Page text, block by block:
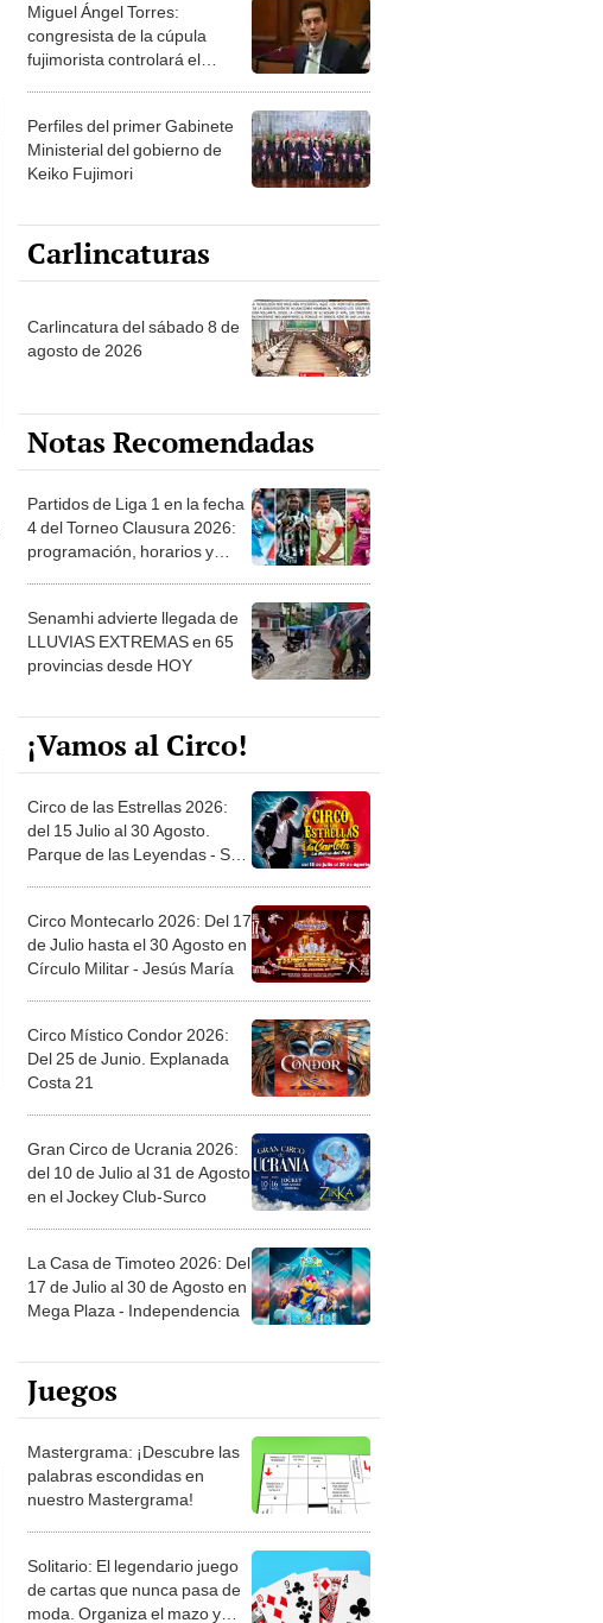
Miguel Ángel Torres:
congresista de la cúpula
fujimorista controlará el
Perfiles del primer Gabinete
Ministerial del gobierno de
Keiko Fujimori
Carlincaturas
Carlincatura del sábado 8 de
agosto de 2026
Notas Recomendadas
Partidos de Liga 1 en la fecha
4 del Torneo Clausura 2026:
programación, horarios y
Senamhi advierte llegada de
LLUVIAS EXTREMAS en 65
provincias desde HOY
¡Vamos al Circo!
Circo de las Estrellas 2026:
del 15 Julio al 30 Agosto.
Parque de las Leyendas - San
Circo Montecarlo 2026: Del 17
de Julio hasta el 30 Agosto en
Círculo Militar - Jesús María
Circo Místico Condor 2026:
Del 25 de Junio. Explanada
Costa 21
Gran Circo de Ucrania 2026:
del 10 de Julio al 31 de Agosto
en el Jockey Club-Surco
La Casa de Timoteo 2026: Del
17 de Julio al 30 de Agosto en
Mega Plaza - Independencia
Juegos
Mastergrama: ¡Descubre las
palabras escondidas en
nuestro Mastergrama!
Solitario: El legendario juego
de cartas que nunca pasa de
moda. Organiza el mazo y